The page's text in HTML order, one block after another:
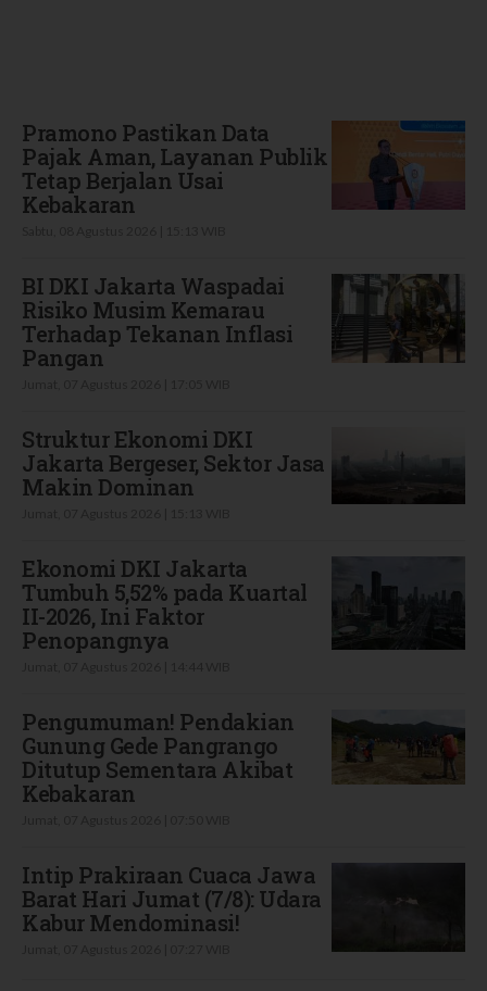
Pramono Pastikan Data
Pajak Aman, Layanan Publik
Tetap Berjalan Usai
Kebakaran
BI DKI Jakarta Waspadai
Risiko Musim Kemarau
Terhadap Tekanan Inflasi
Pangan
Struktur Ekonomi DKI
Jakarta Bergeser, Sektor Jasa
Makin Dominan
Ekonomi DKI Jakarta
Tumbuh 5,52% pada Kuartal
II-2026, Ini Faktor
Penopangnya
Pengumuman! Pendakian
Gunung Gede Pangrango
Ditutup Sementara Akibat
Kebakaran
Intip Prakiraan Cuaca Jawa
Barat Hari Jumat (7/8): Udara
Kabur Mendominasi!